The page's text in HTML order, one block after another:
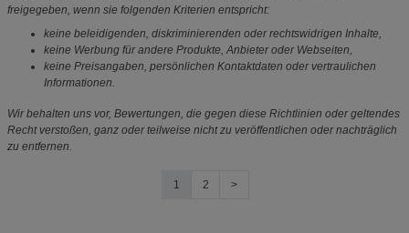
freigegeben, wenn sie folgenden Kriterien entspricht:
keine beleidigenden, diskriminierenden oder rechtswidrigen Inhalte,
keine Werbung für andere Produkte, Anbieter oder Webseiten,
keine Preisangaben, persönlichen Kontaktdaten oder vertraulichen
Informationen.
Wir behalten uns vor, Bewertungen, die gegen diese Richtlinien oder geltendes
Recht verstoßen, ganz oder teilweise nicht zu veröffentlichen oder nachträglich
zu entfernen.
1 2 >